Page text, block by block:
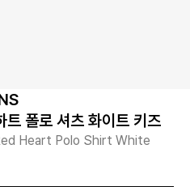
트 폴로 셔츠 화이트 키즈
Heart Polo Shirt White